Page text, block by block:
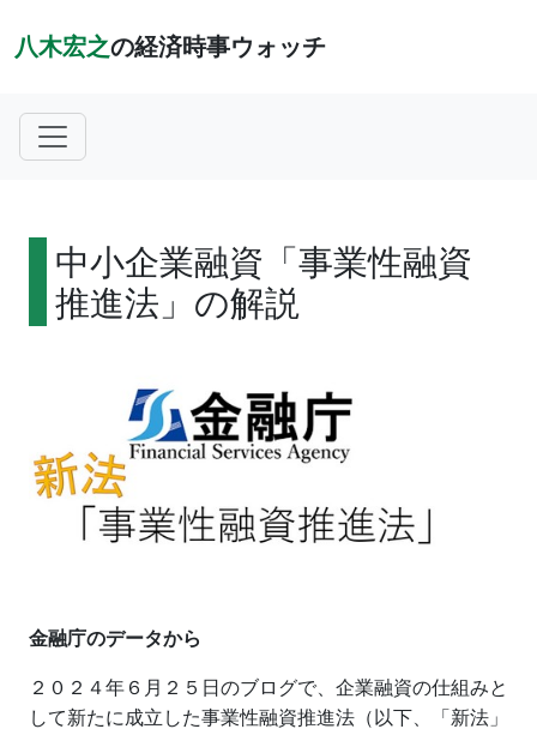
八木宏之の経済時事ウォッチ
中小企業融資「事業性融資
推進法」の解説
金融庁のデータから
２０２４年６月２５日のブログで、企業融資の仕組みと
して新たに成立した事業性融資推進法（以下、「新法」